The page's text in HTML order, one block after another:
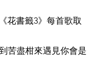
花書籤3》每首歌取
苦盡柑來遇見你會是